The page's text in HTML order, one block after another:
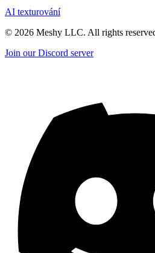
AI texturování
© 2026 Meshy LLC. All rights
Join our Discord server